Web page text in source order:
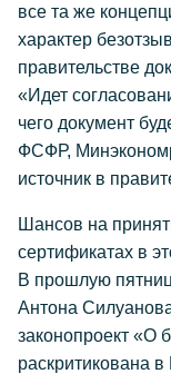
все та же
характер
правительстве
«Идет
чего документ
ФСФР,
источник в
Шансов на
сертификатах в
В прошлую
Антона
законопроект «О
раскритикована